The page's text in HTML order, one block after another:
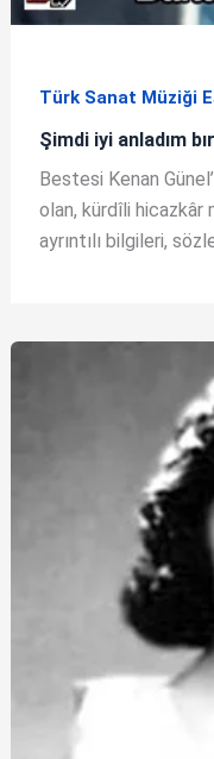
Türk Sanat Müziği
Şimdi iyi anladım
Bestesi Kenan
olan, kürdîli hicazkâr
ayrıntılı bilgileri,